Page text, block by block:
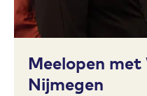
Toevoegen aan
Meelopen
Nijmegen